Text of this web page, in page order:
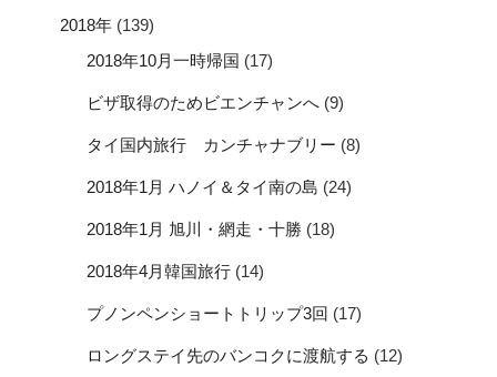
2018年 (139)
2018年10月一時帰国 (17)
ビザ取得のためビエンチャンへ (9)
タイ国内旅行 カンチャナブリー (8)
2018年1月 ハノイ＆タイ南の島 (24)
2018年1月 旭川・網走・十勝 (18)
2018年4月韓国旅行 (14)
プノンペンショートトリップ3回 (17)
ロングステイ先のバンコクに渡航する (12)